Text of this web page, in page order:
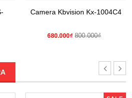
Camera Kbvision Kx-1004C4
680.000₫ 800.000₫